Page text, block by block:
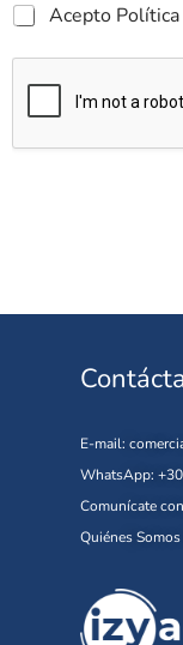
Acepto
E-mail:
WhatsApp:
Comunícate
Quiénes Somos